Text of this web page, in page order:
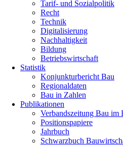
Tarif- und Sozialpolitik
Recht
Technik
Digitalisierung
Nachhaltigkeit
Bildung
Betriebswirtschaft
Statistik
Konjunkturbericht Bau
Regionaldaten
Bau in Zahlen
Publikationen
Verbandszeitung Bau
Positionspapiere
Jahrbuch
Schwarzbuch